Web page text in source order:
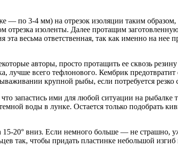
по 3-4 мм) на отрезок изоляции таким
отрезка изоленты. Далее протащим
весьма ответственная, так как именно на нее
авторы, просто протащить ее сквозь
всего тефлонового. Кембрик предотвратит
крупной рыбы, если потребуется резко
запастись ими для любой ситуации на рыбалке
воды в лунке. Остается только
20° вниз. Если немного больше — не страшно,
так, чтобы придать пластинке небольшой изгиб